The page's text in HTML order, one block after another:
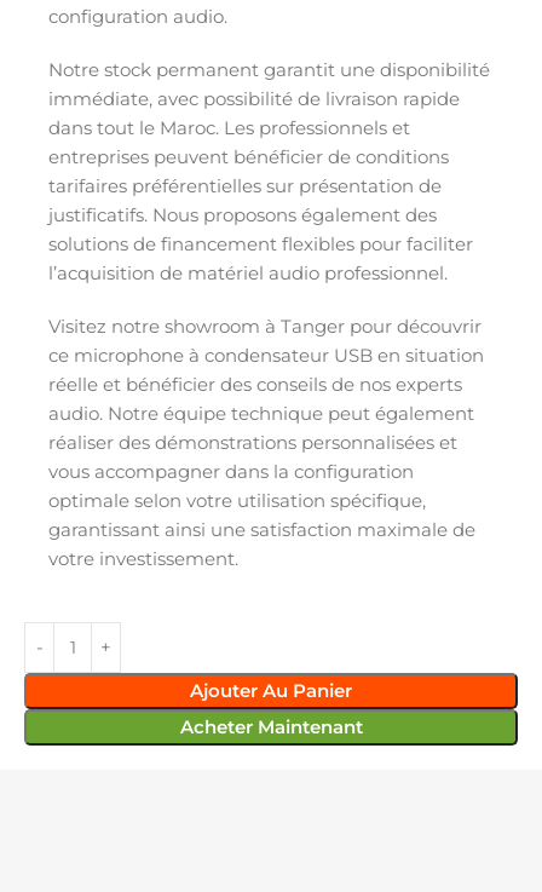
configuration audio.
Notre stock permanent garantit une disponibilité
immédiate, avec possibilité de livraison rapide
dans tout le Maroc. Les professionnels et
entreprises peuvent bénéficier de conditions
tarifaires préférentielles sur présentation de
justificatifs. Nous proposons également des
solutions de financement flexibles pour faciliter
l’acquisition de matériel audio professionnel.
Visitez notre showroom à Tanger pour découvrir
ce microphone à condensateur USB en situation
réelle et bénéficier des conseils de nos experts
audio. Notre équipe technique peut également
réaliser des démonstrations personnalisées et
vous accompagner dans la configuration
optimale selon votre utilisation spécifique,
garantissant ainsi une satisfaction maximale de
votre investissement.
Ajouter Au Panier
Acheter Maintenant